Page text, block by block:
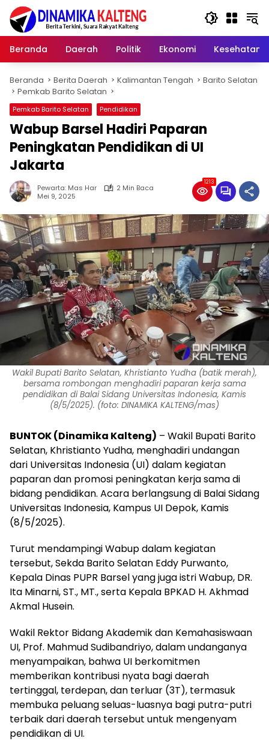
Langsung
konten
Beranda
Daerah Politik Ekonomi Kesehatan
Beranda Berita Daerah Kalimantan Tengah
Barito Selatan
Pemkab Barito Selatan
Pemkab Barito Selatan Pendidikan
Wabup Barsel Hadiri Paparan
Peningkatan Pendidikan di UI
Jakarta
Pewarta: Mas Har
2 Min Baca
Mei 9, 2025
1213
Wakil Bupati Barito Selatan, Khristianto Yudha (batik merah),
bersama rombongan menghadiri paparan kerja sama
pendidikan di Balai Sidang Universitas Indonesia, Kamis
(8/5/2025). (foto: DINAMIKA KALTENG/mas)
BUNTOK (Dinamika Kalteng) – Wakil Bupati Barito
Selatan, Khristianto Yudha, menghadiri undangan
dari Universitas Indonesia (UI) dalam kegiatan
paparan dan promosi peningkatan kerja sama di
bidang pendidikan. Acara berlangsung di Balai Sidang
Universitas Indonesia, Kampus UI Depok, Kamis
(8/5/2025).
Turut mendampingi Wabup dalam kegiatan
tersebut, Sekda Barito Selatan Eddy Purwanto,
Kepala Dinas PUPR Barsel yang juga istri Wabup, DR.
Ita Minarni, ST., MT., serta Kepala BPKAD H. Akhmad
Akmal Husein.
Wakil Rektor Bidang Akademik dan Kemahasiswaan
UI, Prof. Mahmud Sudibandriyo, dalam undanganya
menyampaikan, bahwa UI berkomitmen
memberikan kontribusi nyata bagi daerah
tertinggal, terdepan, dan terluar (3T), termasuk
membuka peluang seluas-luasnya bagi putra-putri
terbaik dari daerah tersebut untuk mengenyam
pendidikan di UI.